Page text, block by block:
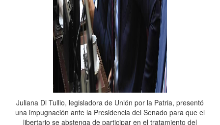
Juliana Di Tullio, legisladora de Unión por la Patria, presentó
una impugnación ante la Presidencia del Senado para que el
libertario se abstenga de participar en el tratamiento del